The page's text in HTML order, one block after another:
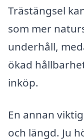
Trästängsel
som mer
underhåll,
ökad
inköp.
En annan
och längd. Ju